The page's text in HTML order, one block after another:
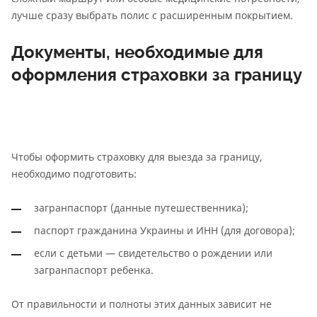
лучше сразу выбрать полис с расширенным покрытием.
Документы, необходимые для
оформления страховки за границу
Чтобы оформить страховку для выезда за границу,
необходимо подготовить:
загранпаспорт (данные путешественника);
паспорт гражданина Украины и ИНН (для договора);
если с детьми — свидетельство о рождении или
загранпаспорт ребенка.
От правильности и полноты этих данных зависит не